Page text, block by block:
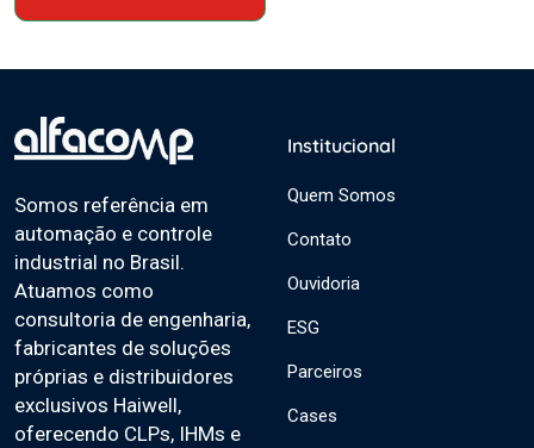
Somos referência em
automação e controle
industrial no Brasil.
Atuamos como
consultoria de engenharia,
fabricantes de soluções
próprias e distribuidores
exclusivos Haiwell,
oferecendo CLPs, IHMs e
Institucional
Quem Somos
Contato
Ouvidoria
ESG
Parceiros
Cases